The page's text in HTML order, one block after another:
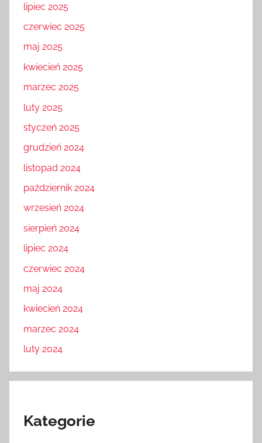
lipiec 2025
czerwiec 2025
maj 2025
kwiecień 2025
marzec 2025
luty 2025
styczeń 2025
grudzień 2024
listopad 2024
październik 2024
wrzesień 2024
sierpień 2024
lipiec 2024
czerwiec 2024
maj 2024
kwiecień 2024
marzec 2024
luty 2024
Kategorie